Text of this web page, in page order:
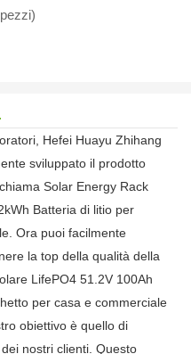
Hefei Huayu Zhihang
sviluppato il prodotto
Solar Energy Rack
Batteria di litio per
Ora puoi facilmente
la top della qualità della
LifePO4 51.2V 100Ah
per casa e commerciale
obiettivo è quello di
nostri clienti. Questo